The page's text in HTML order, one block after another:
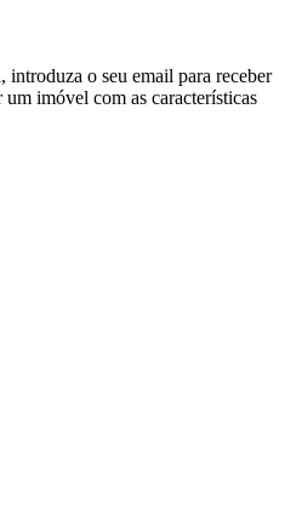
introduza o seu email para receber
imóvel com as características